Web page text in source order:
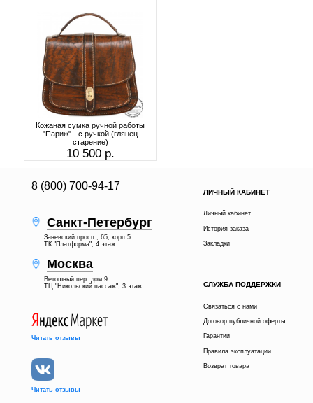
Кожаная сумка ручной работы
"Париж" - с ручкой (глянец
старение)
10 500 р.
8 (800) 700-94-17
Санкт-Петербург
Заневский просп., 65, корп.5
ТК "Платформа", 4 этаж
Москва
Ветошный пер. дом 9
ТЦ "Никольский пассаж", 3 этаж
ЛИЧНЫЙ КАБИНЕТ
Личный кабинет
История заказа
Закладки
СЛУЖБА ПОДДЕРЖКИ
Связаться с нами
Договор публичной оферты
Гарантии
Правила эксплуатации
Возврат товара
Читать отзывы
Читать отзывы